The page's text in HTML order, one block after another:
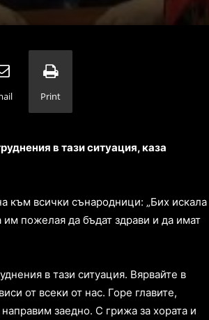
Print
в тази ситуация, каза
към всички сънародници: „Бих искала
им пожелая да бъдат здрави и да имат
в тази ситуация. Вярвайте в
от всеки от нас. Горе главите,
заедно. С грижа за хората и